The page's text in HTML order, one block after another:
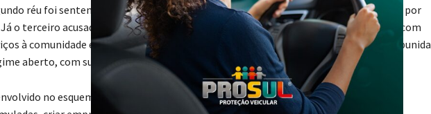
réu foi sentenciado a seis anos e seis meses de reclusão, em regime semiaberto, por
o terceiro acusado recebeu dois anos e oito meses de reclusão, em regime aberto, com
à comunidade e pagamento de valor pecuniário. Por fim, a quarta condenada foi punida
aberto, com substituição por medidas alternativas.
no esquema. O mentor e principal executor era o administrador do grupo,